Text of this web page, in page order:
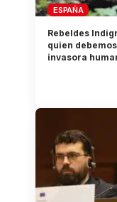
ESPAÑA
Rebeldes
quien
invasora